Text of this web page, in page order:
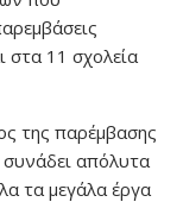
στα 11 σχολεία
της παρέμβασης
συνάδει απόλυτα
τα μεγάλα έργα